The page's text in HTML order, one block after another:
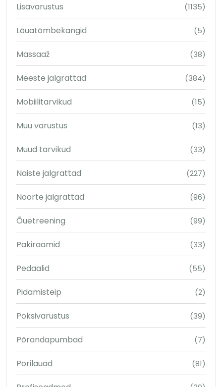
Lisavarustus (1135)
Lõuatõmbekangid (5)
Massaaž (38)
Meeste jalgrattad (384)
Mobiilitarvikud (15)
Muu varustus (13)
Muud tarvikud (33)
Naiste jalgrattad (227)
Noorte jalgrattad (96)
Õuetreening (99)
Pakiraamid (33)
Pedaalid (55)
Pidamisteip (2)
Poksivarustus (39)
Põrandapumbad (7)
Porilauad (81)